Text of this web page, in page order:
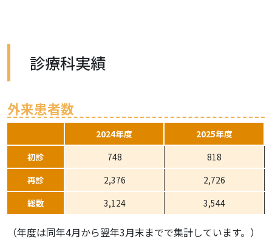
診療科実績
外来患者数
2024年度
2025年度
初診
748
818
再診
2,376
2,726
総数
3,124 3,544
（年度は同年4月から翌年3月末までで集計しています。）